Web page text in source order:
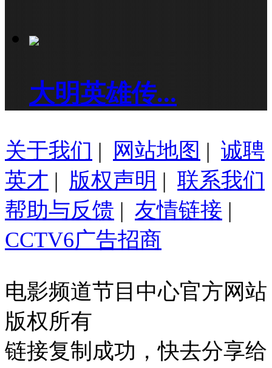
大明英雄传...
关于我们 | 网站地图 | 诚聘
英才 | 版权声明 | 联系我们
帮助与反馈 | 友情链接 |
CCTV6广告招商
电影频道节目中心官方网站
版权所有
链接复制成功，快去分享给